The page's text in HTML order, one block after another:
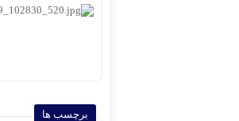
برچسب ها